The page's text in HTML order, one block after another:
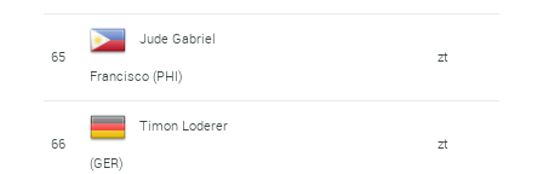
65
Jude Gabriel
Francisco (PHI)
zt
66
Timon Loderer
(GER)
zt